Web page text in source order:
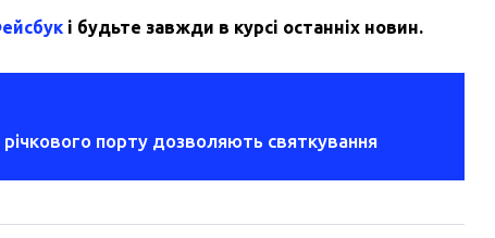
і будьте завжди в курсі останніх новин.
річкового порту дозволяють святкування